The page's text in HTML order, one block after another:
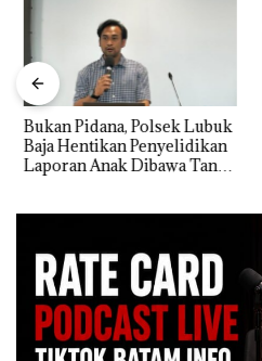
Bukan Pidana, Polsek Lubuk
Baja Hentikan Penyelidikan
Laporan Anak Dibawa Tanpa